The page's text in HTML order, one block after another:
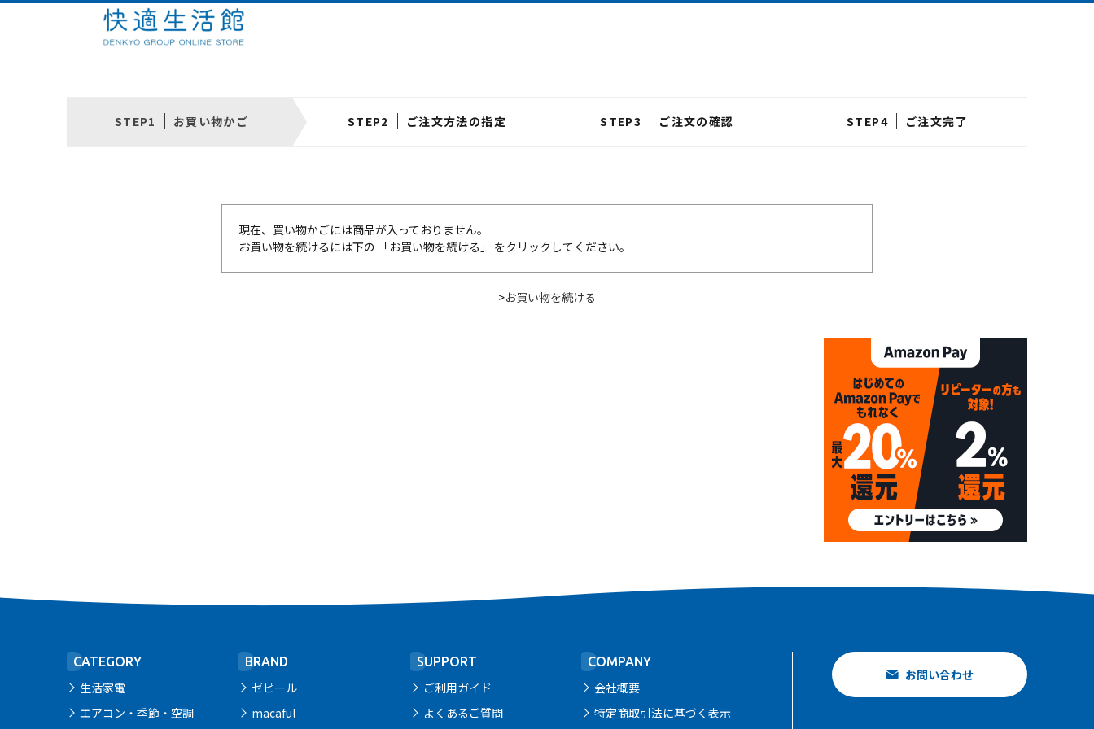
お買い物かご ご注文方法の指定 ご注文の確認 ご注文完了
現在、買い物かごには商品が入っておりません。
お買い物を続けるには下の 「お買い物を続ける」 をクリックしてください。
>
CATEGORY
生活家電
エアコン・季節・空調
BRAND
ゼピール
macaful
SUPPORT
ご利用ガイド
よくあるご質問
COMPANY
会社概要
特定商取引法に基づく表示
お問い合わせ